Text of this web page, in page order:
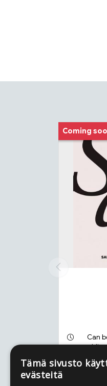
Coming
Can
the
Tämä sivusto
evästeitä